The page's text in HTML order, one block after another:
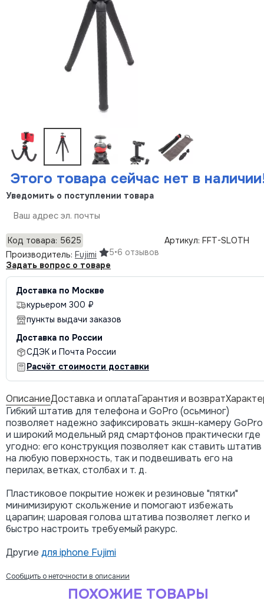
Этого товара сейчас нет в
Уведомить о поступлении товара
Код товара: 5625
Артикул: FFT-SLOTH
Производитель: Fujimi 5•6 отзывов
Задать вопрос о товаре
Доставка по Москве
курьером 300 ₽
пункты выдачи заказов
Доставка по России
СДЭК и Почта России
Расчёт стоимости доставки
ОписаниеДоставка и оплатаГарантия и возврат
Гибкий штатив для телефона и GoPro (осьминог)
позволяет надежно зафиксировать экшн-камеру GoPro
и широкий модельный ряд смартфонов практически где
угодно: его конструкция позволяет как ставить штатив
на любую поверхность, так и подвешивать его на
перилах, ветках, столбах и т. д.
Пластиковое покрытие ножек и резиновые "пятки"
минимизируют скольжение и помогают избежать
царапин; шаровая голова штатива позволяет легко и
быстро настроить требуемый ракурс.
Другие для iphone Fujimi
Сообщить о неточности в описании
ПОХОЖИЕ ТОВАРЫ